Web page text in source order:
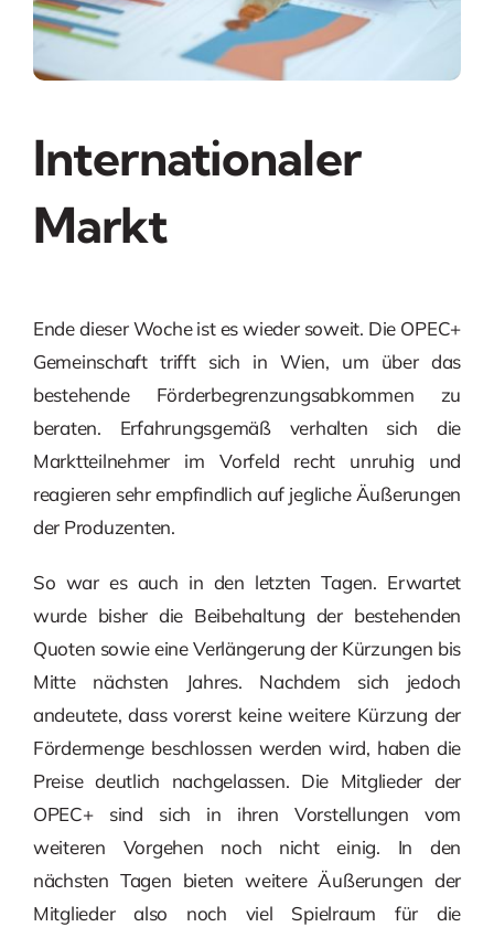
Internationaler
Markt
Ende dieser Woche ist es wieder soweit. Die OPEC+
Gemeinschaft trifft sich in Wien, um über das
bestehende Förderbegrenzungsabkommen zu
beraten. Erfahrungsgemäß verhalten sich die
Marktteilnehmer im Vorfeld recht unruhig und
reagieren sehr empfindlich auf jegliche Äußerungen
der Produzenten.
So war es auch in den letzten Tagen. Erwartet
wurde bisher die Beibehaltung der bestehenden
Quoten sowie eine Verlängerung der Kürzungen bis
Mitte nächsten Jahres. Nachdem sich jedoch
andeutete, dass vorerst keine weitere Kürzung der
Fördermenge beschlossen werden wird, haben die
Preise deutlich nachgelassen. Die Mitglieder der
OPEC+ sind sich in ihren Vorstellungen vom
weiteren Vorgehen noch nicht einig. In den
nächsten Tagen bieten weitere Äußerungen der
Mitglieder also noch viel Spielraum für die